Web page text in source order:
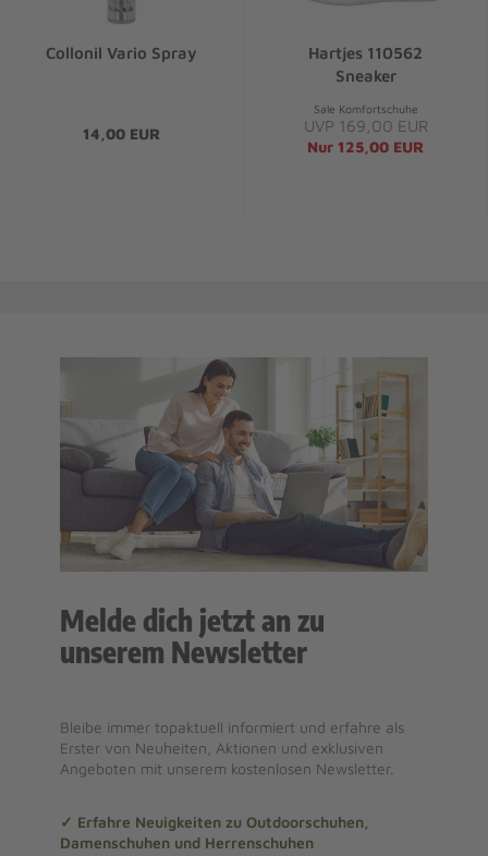
Collonil Vario Spray
14,00 EUR
Hartjes 110562
Sneaker
Sale Komfortschuhe
UVP 169,00 EUR
Nur 125,00 EUR
Melde dich jetzt an zu
unserem Newsletter
Bleibe immer topaktuell informiert und erfahre als
Erster von Neuheiten, Aktionen und exklusiven
Angeboten mit unserem kostenlosen Newsletter.
✓ Erfahre Neuigkeiten zu Outdoorschuhen,
Damenschuhen und Herrenschuhen